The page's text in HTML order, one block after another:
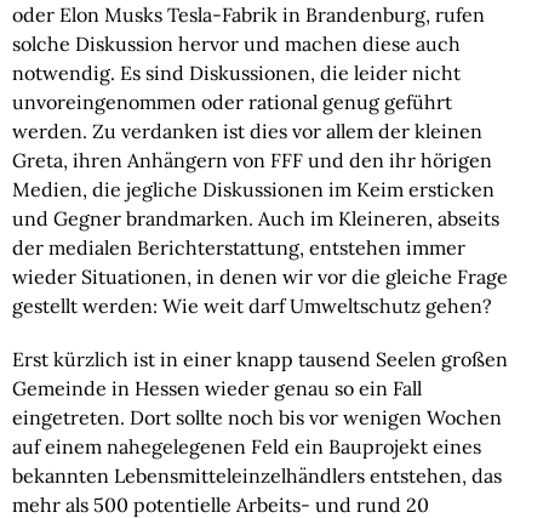
oder Elon Musks Tesla-Fabrik in Brandenburg, rufen
solche Diskussion hervor und machen diese auch
notwendig. Es sind Diskussionen, die leider nicht
unvoreingenommen oder rational genug geführt
werden. Zu verdanken ist dies vor allem der kleinen
Greta, ihren Anhängern von FFF und den ihr hörigen
Medien, die jegliche Diskussionen im Keim ersticken
und Gegner brandmarken. Auch im Kleineren, abseits
der medialen Berichterstattung, entstehen immer
wieder Situationen, in denen wir vor die gleiche Frage
gestellt werden: Wie weit darf Umweltschutz gehen?
Erst kürzlich ist in einer knapp tausend Seelen großen
Gemeinde in Hessen wieder genau so ein Fall
eingetreten. Dort sollte noch bis vor wenigen Wochen
auf einem nahegelegenen Feld ein Bauprojekt eines
bekannten Lebensmitteleinzelhändlers entstehen, das
mehr als 500 potentielle Arbeits- und rund 20